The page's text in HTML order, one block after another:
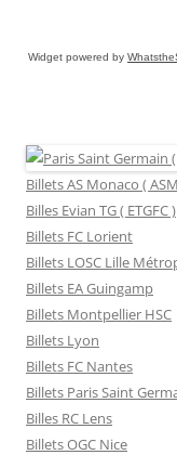
Widget powered by
Billets AS Monaco (
Billes Evian TG ( ETGFC )
Billets FC Lorient
Billets LOSC Lille
Billets EA Guingamp
Billets Montpellier HSC
Billets Lyon
Billets FC Nantes
Billets Paris Saint
Billes RC Lens
Billets OGC Nice